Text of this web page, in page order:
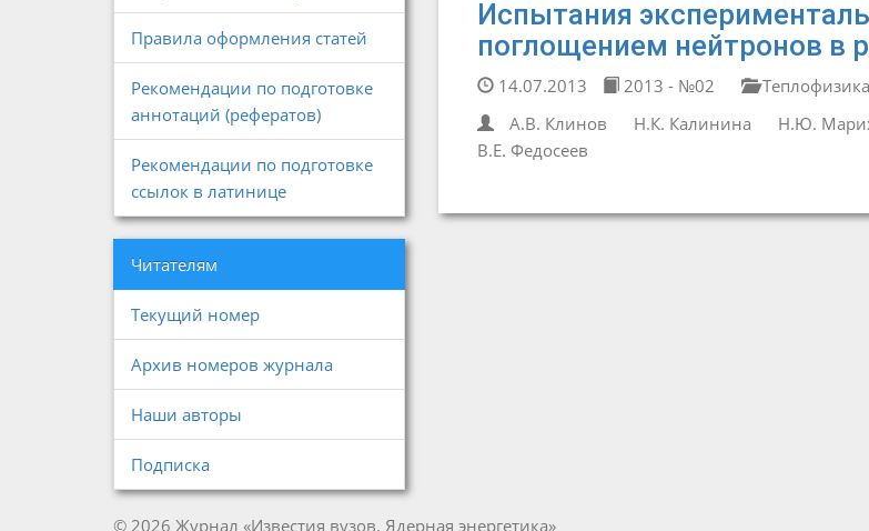
Правила оформления статей
Рекомендации по подготовке
аннотаций (рефератов)
Рекомендации по подготовке
ссылок в латинице
Читателям
Текущий номер
Архив номеров журнала
Наши авторы
Подписка
Испытания
поглощением нейтронов в
14.07.2013 2013 - №02
А.В. Клинов
Н.К. Калинина Н.Ю.
В.Е. Федосеев
© 2026 Журнал «Известия вузов. Ядерная энергетика»